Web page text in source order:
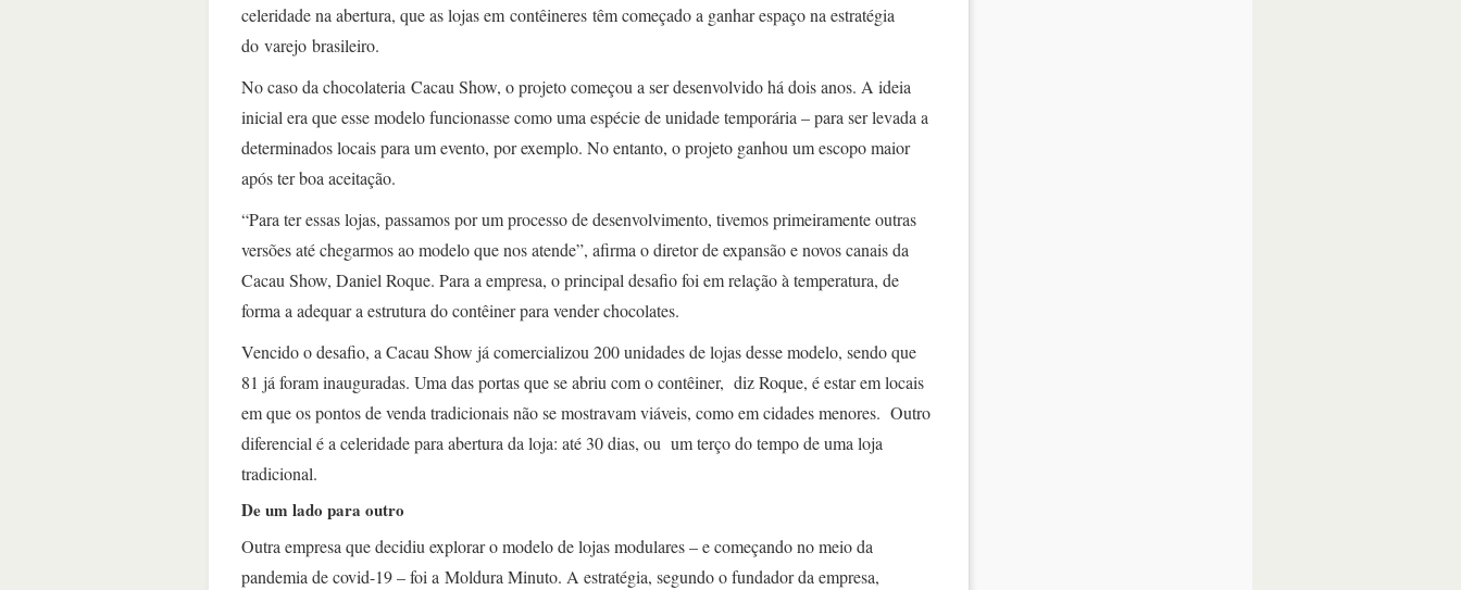
celeridade na abertura, que as lojas em contêineres têm começado a ganhar espaço na estratégia
do varejo brasileiro.
No caso da chocolateria Cacau Show, o projeto começou a ser desenvolvido há dois anos. A ideia
inicial era que esse modelo funcionasse como uma espécie de unidade temporária – para ser levada a
determinados locais para um evento, por exemplo. No entanto, o projeto ganhou um escopo maior
após ter boa aceitação.
“Para ter essas lojas, passamos por um processo de desenvolvimento, tivemos primeiramente outras
versões até chegarmos ao modelo que nos atende”, afirma o diretor de expansão e novos canais da
Cacau Show, Daniel Roque. Para a empresa, o principal desafio foi em relação à temperatura, de
forma a adequar a estrutura do contêiner para vender chocolates.
Vencido o desafio, a Cacau Show já comercializou 200 unidades de lojas desse modelo, sendo que
81 já foram inauguradas. Uma das portas que se abriu com o contêiner, diz Roque, é estar em locais
em que os pontos de venda tradicionais não se mostravam viáveis, como em cidades menores. Outro
diferencial é a celeridade para abertura da loja: até 30 dias, ou um terço do tempo de uma loja
tradicional.
De um lado para outro
Outra empresa que decidiu explorar o modelo de lojas modulares – e começando no meio da
pandemia de covid-19 – foi a Moldura Minuto. A estratégia, segundo o fundador da empresa,